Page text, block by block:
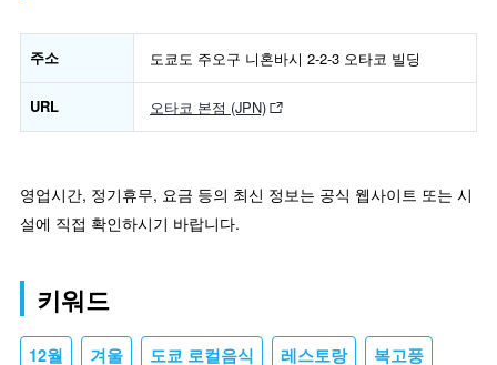
주소 도쿄도 주오구 니혼바시 2-2-3 오타코 빌딩
URL 오타코 본점 (JPN)
영업시간, 정기휴무, 요금 등의 최신 정보는 공식 웹사이트 또는 시
설에 직접 확인하시기 바랍니다.
키워드
12월 겨울 도쿄 로컬음식 레스토랑 복고풍